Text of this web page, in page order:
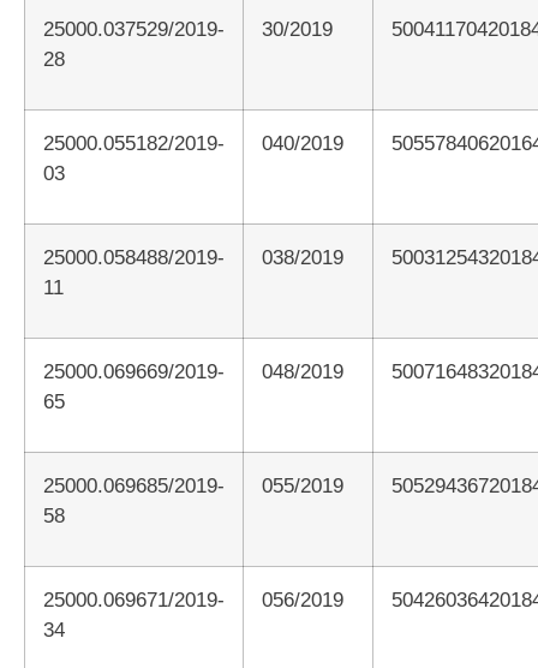
25000.037529/2019-
28
30/2019
25000.055182/2019-
03
040/2019
25000.058488/2019-
11
038/2019
25000.069669/2019-
65
048/2019
25000.069685/2019-
58
055/2019
25000.069671/2019-
34
056/2019